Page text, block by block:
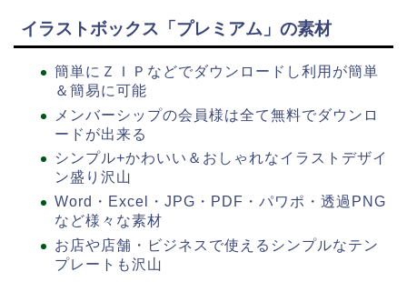
イラストボックス「プレミアム」の素材
簡単にＺＩＰなどでダウンロードし利用が簡単
＆簡易に可能
メンバーシップの会員様は全て無料でダウンロ
ードが出来る
シンプル+かわいい＆おしゃれなイラストデザイ
ン盛り沢山
Word・Excel・JPG・PDF・パワポ・透過PNG
など様々な素材
お店や店舗・ビジネスで使えるシンプルなテン
プレートも沢山